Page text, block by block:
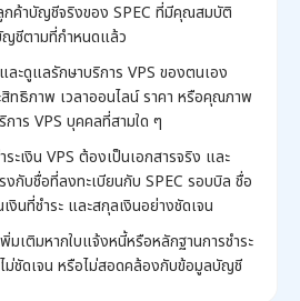
กค้าบัญชีจริงของ SPEC ที่มีคุณสมบัติ
ญชีตามที่กำหนดแล้ว
ะดูแลรักษาบริการ VPS ของตนเอง
สิทธิภาพ เวลาออนไลน์ ราคา หรือคุณภาพ
าร VPS บุคคลที่สามใด ๆ
ระเงิน VPS ต้องเป็นเอกสารจริง และ
กับชื่อที่ลงทะเบียนกับ SPEC รอบบิล ชื่อ
งินที่ชำระ และสกุลเงินอย่างชัดเจน
มเติมหากใบแจ้งหนี้หรือหลักฐานการชำระ
ม่ชัดเจน หรือไม่สอดคล้องกับข้อมูลบัญชี